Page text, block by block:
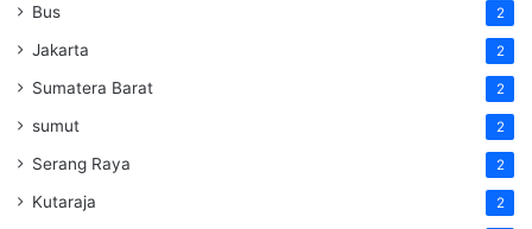
Bus 2
Jakarta 2
Sumatera Barat 2
sumut 2
Serang Raya 2
Kutaraja 2